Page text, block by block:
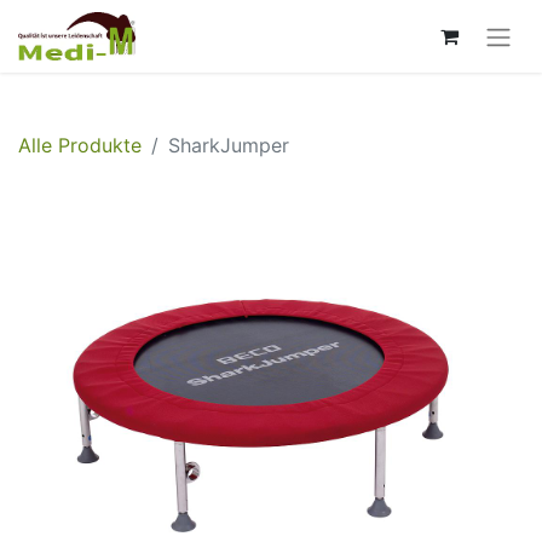
Alle Produkte SharkJumper